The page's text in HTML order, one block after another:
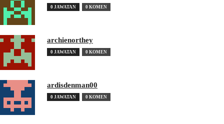
0 JAWATAN 0 KOMEN
archienorthey
0 JAWATAN 0 KOMEN
ardisdenman00
0 JAWATAN 0 KOMEN